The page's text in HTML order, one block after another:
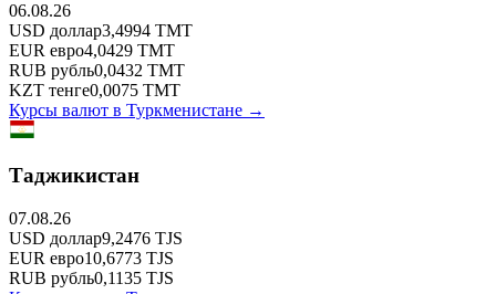
06.08.26
USD доллар3,4994 TMT
EUR евро4,0429 TMT
RUB рубль0,0432 TMT
KZT тенге0,0075 TMT
Курсы валют в Туркменистане →
Таджикистан
07.08.26
USD доллар9,2476 TJS
EUR евро10,6773 TJS
RUB рубль0,1135 TJS